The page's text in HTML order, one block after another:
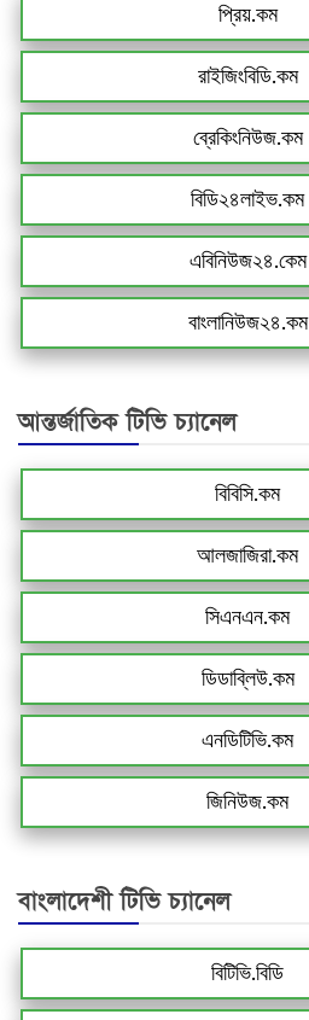
প্রিয়.কম
রাইজিংবিডি.কম
ব্রেকিংনিউজ.কম
বিডি২৪লাইভ.কম
এবিনিউজ২৪.কেম
বাংলানিউজ২৪.কম
আন্তর্জাতিক টিভি চ্যানেল
বিবিসি.কম
আলজাজিরা.কম
সিএনএন.কম
ডিডাব্লিউ.কম
এনডিটিভি.কম
জিনিউজ.কম
বাংলাদেশী টিভি চ্যানেল
বিটিভি.বিডি